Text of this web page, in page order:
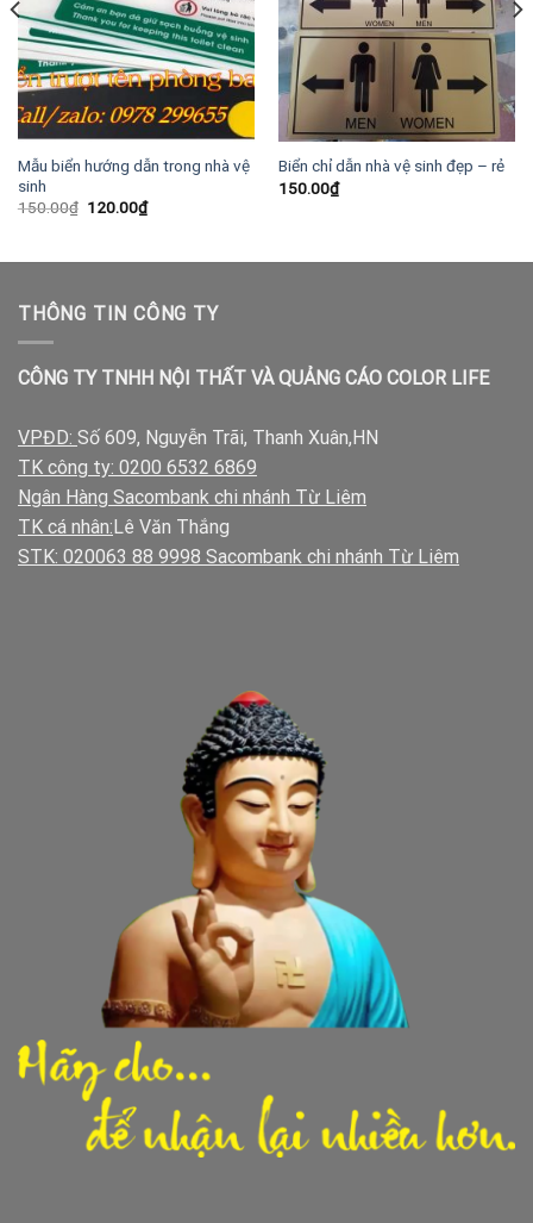
Mẫu biển hướng dẫn trong nhà vệ
sinh
150.00₫ Giá
120.00₫Giá
hiện
120.00₫.
Biển chỉ dẫn nhà vệ sinh đẹp – rẻ
150.00₫
THÔNG TIN CÔNG TY
CÔNG TY TNHH NỘI THẤT VÀ QUẢNG CÁO COLOR LIFE
VPĐD: Số 609, Nguyễn Trãi, Thanh Xuân,HN
TK công ty: 0200 6532 6869
Ngân Hàng Sacombank chi nhánh Từ Liêm
TK cá nhân: Lê Văn Thắng
STK: 020063 88 9998 Sacombank chi nhánh Từ Liêm